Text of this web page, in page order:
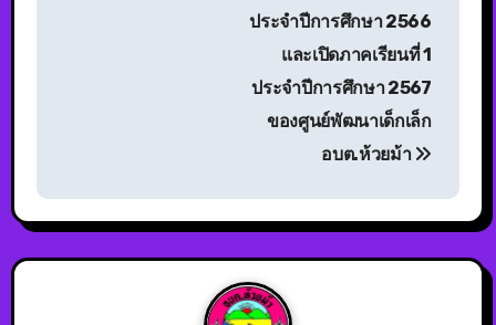
ประจำปีการศึกษา 2566
และเปิดภาคเรียนที่ 1
ประจำปีการศึกษา 2567
ของศูนย์พัฒนาเด็กเล็ก
อบต.ห้วยม้า